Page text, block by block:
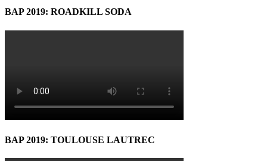
BAP 2019: ROADKILL SODA
BAP 2019: TOULOUSE LAUTREC